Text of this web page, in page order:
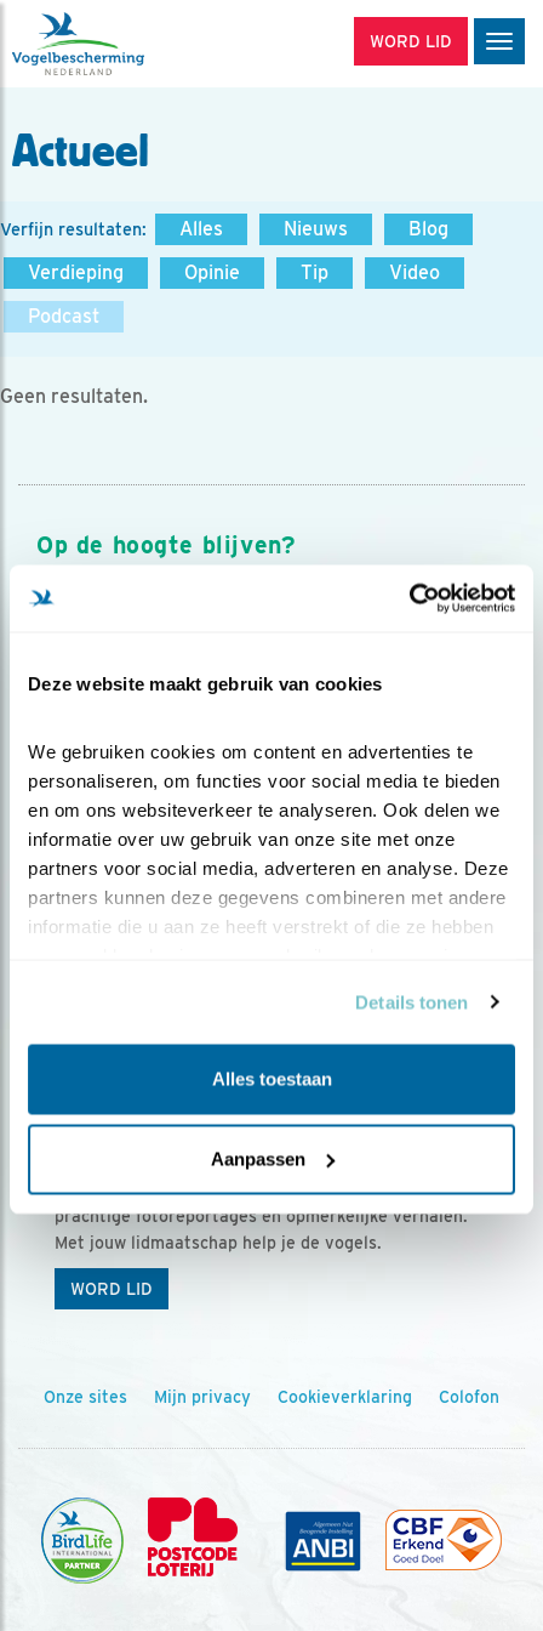
Deze website maakt gebruik van cookies
We gebruiken cookies om content en advertenties te
personaliseren, om functies voor social media te bieden
en om ons websiteverkeer te analyseren. Ook delen we
informatie over uw gebruik van onze site met onze
partners voor social media, adverteren en analyse. Deze
partners kunnen deze gegevens combineren met andere
informatie die u aan ze heeft verstrekt of die ze hebben
Details tonen
Alles toestaan
Aanpassen
WORD LID
Actueel
Verfijn resultaten: Alles Nieuws
Blog
Verdieping
Opinie Tip
Video
Podcast
Geen resultaten.
Op de hoogte blijven?
Meld je aan en ontvang nieuws, inspiratie, acties en tips
over vogels en activiteiten van Vogelbescherming.
Ontvang 5 x Vogels voor € 36,00 per jaar
Vogels is het tijdschrift voor onze leden, met
prachtige fotoreportages en opmerkelijke verhalen.
Met jouw lidmaatschap help je de vogels.
WORD LID
Onze sites Mijn privacy Cookieverklaring Colofon